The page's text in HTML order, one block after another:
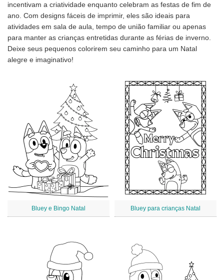
incentivam a criatividade enquanto celebram as festas de fim de
ano. Com designs fáceis de imprimir, eles são ideais para
atividades em sala de aula, tempo de união familiar ou apenas
para manter as crianças entretidas durante as férias de inverno.
Deixe seus pequenos colorirem seu caminho para um Natal
alegre e imaginativo!
Bluey e Bingo Natal Bluey para crianças Natal